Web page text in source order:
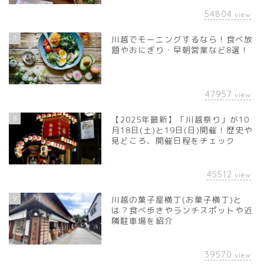
54804 view
7
川越でモーニングするなら！食べ放
題やおにぎり・早朝営業など8選！
47957 view
8
【2025年最新】「川越祭り」が10
月18日(土)と19日(日)開催！歴史や
見どころ、開催日程をチェック
45512 view
9
川越の菓子屋横丁(お菓子横丁)と
は？食べ歩きやランチスポットや近
隣駐車場を紹介
39570 view